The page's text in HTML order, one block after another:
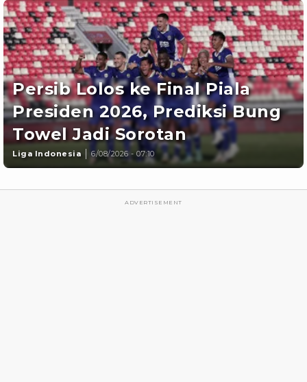
Persib Lolos ke Final Piala
Presiden 2026, Prediksi Bung
Towel Jadi Sorotan
Liga Indonesia 6/08/2026 - 07:10
ADVERTISEMENT